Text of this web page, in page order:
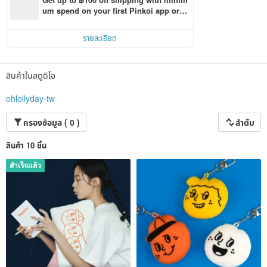
um spend on your first Pinkoi app orde
รายละเอียด
สินค้าในสตูดิโอ
ohlollyday-tw
กรองข้อมูล ( 0 )
ลำดับ
สินค้า 10 ชิ้น
สำเร็จแล้ว